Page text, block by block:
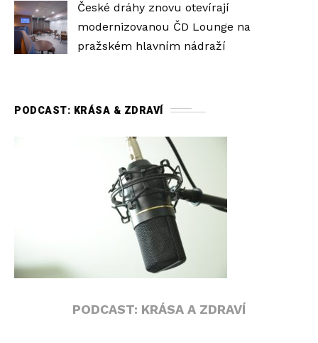
České dráhy znovu otevírají
modernizovanou ČD Lounge na
pražském hlavním nádraží
PODCAST: KRÁSA & ZDRAVÍ
PODCAST: KRÁSA A ZDRAVÍ